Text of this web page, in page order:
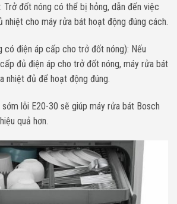
Trở đốt nóng có thể bị hỏng, dẫn đến việc
nhiệt cho máy rửa bát hoạt động đúng cách.
có điện áp cấp cho trở đốt nóng): Nếu
đủ điện áp cho trở đốt nóng, máy rửa bát
nhiệt đủ để hoạt động đúng.
lỗi E20-30 sẽ giúp máy rửa bát Bosch
quả hơn.